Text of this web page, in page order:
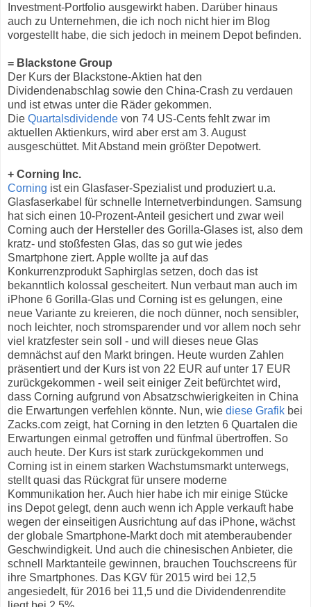
Investment-Portfolio ausgewirkt haben. Darüber hinaus
auch zu Unternehmen, die ich noch nicht hier im Blog
vorgestellt habe, die sich jedoch in meinem Depot befinden.
= Blackstone Group
Der Kurs der Blackstone-Aktien hat den
Dividendenabschlag sowie den China-Crash zu verdauen
und ist etwas unter die Räder gekommen.
Die Quartalsdividende von 74 US-Cents fehlt zwar im
aktuellen Aktienkurs, wird aber erst am 3. August
ausgeschüttet. Mit Abstand mein größter Depotwert.
+ Corning Inc.
Corning ist ein Glasfaser-Spezialist und produziert u.a.
Glasfaserkabel für schnelle Internetverbindungen. Samsung
hat sich einen 10-Prozent-Anteil gesichert und zwar weil
Corning auch der Hersteller des Gorilla-Glases ist, also dem
kratz- und stoßfesten Glas, das so gut wie jedes
Smartphone ziert. Apple wollte ja auf das
Konkurrenzprodukt Saphirglas setzen, doch das ist
bekanntlich kolossal gescheitert. Nun verbaut man auch im
iPhone 6 Gorilla-Glas und Corning ist es gelungen, eine
neue Variante zu kreieren, die noch dünner, noch sensibler,
noch leichter, noch stromsparender und vor allem noch sehr
viel kratzfester sein soll - und will dieses neue Glas
demnächst auf den Markt bringen. Heute wurden Zahlen
präsentiert und der Kurs ist von 22 EUR auf unter 17 EUR
zurückgekommen - weil seit einiger Zeit befürchtet wird,
dass Corning aufgrund von Absatzschwierigkeiten in China
die Erwartungen verfehlen könnte. Nun, wie diese Grafik bei
Zacks.com zeigt, hat Corning in den letzten 6 Quartalen die
Erwartungen einmal getroffen und fünfmal übertroffen. So
auch heute. Der Kurs ist stark zurückgekommen und
Corning ist in einem starken Wachstumsmarkt unterwegs,
stellt quasi das Rückgrat für unsere moderne
Kommunikation her. Auch hier habe ich mir einige Stücke
ins Depot gelegt, denn auch wenn ich Apple verkauft habe
wegen der einseitigen Ausrichtung auf das iPhone, wächst
der globale Smartphone-Markt doch mit atemberaubender
Geschwindigkeit. Und auch die chinesischen Anbieter, die
schnell Marktanteile gewinnen, brauchen Touchscreens für
ihre Smartphones. Das KGV für 2015 wird bei 12,5
angesiedelt, für 2016 bei 11,5 und die Dividendenrendite